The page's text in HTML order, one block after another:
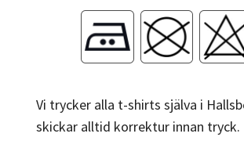
Vi trycker alla t-shirts själva i
skickar alltid korrektur innan tryck.